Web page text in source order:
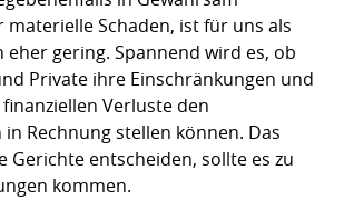
materielle Schaden, ist für uns als
eher gering. Spannend wird es, ob
Private ihre Einschränkungen und
Verluste den
Rechnung stellen können. Das
Gerichte entscheiden, sollte es zu
kommen.